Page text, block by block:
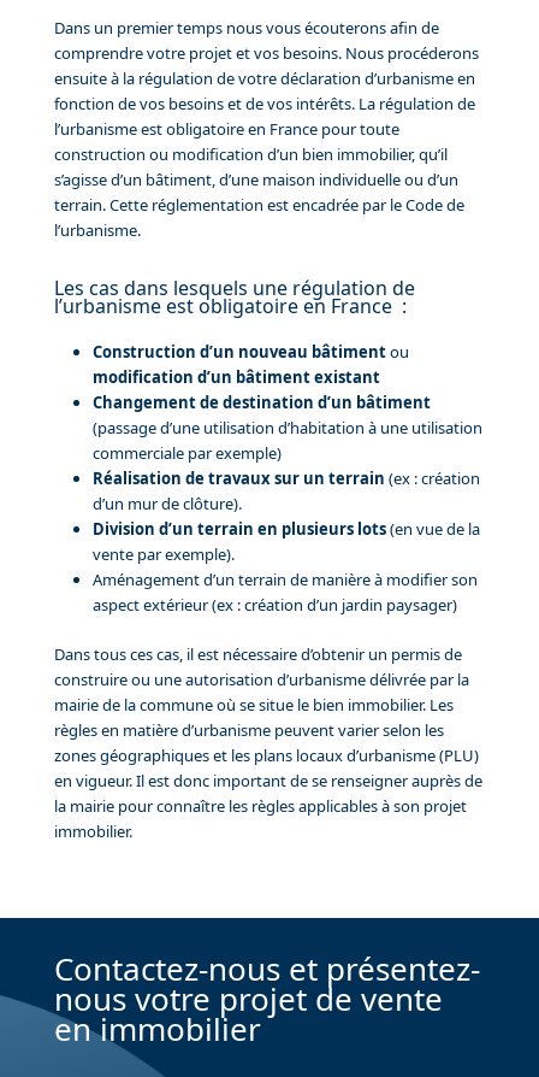
Dans un premier temps nous vous écouterons afin de
comprendre votre projet et vos besoins. Nous procéderons
ensuite à la régulation de votre déclaration d’urbanisme en
fonction de vos besoins et de vos intérêts. La régulation de
l’urbanisme est obligatoire en France pour toute
construction ou modification d’un bien immobilier, qu’il
s’agisse d’un bâtiment, d’une maison individuelle ou d’un
terrain. Cette réglementation est encadrée par le Code de
l’urbanisme.
Les cas dans lesquels une régulation de
l’urbanisme est obligatoire en France :
Construction d’un nouveau bâtimentou
modification d’un bâtiment existant
Changement de destination d’un bâtiment
(passage d’une utilisation d’habitation à une utilisation
commerciale par exemple)
Réalisation de travaux sur un terrain (ex : création
d’un mur de clôture).
Division d’un terrain en plusieurs lots(en vue de la
vente par exemple).
Aménagement d’un terrain de manière à modifier son
aspect extérieur (ex : création d’un jardin paysager)
Dans tous ces cas, il est nécessaire d’obtenir un permis de
construire ou une autorisation d’urbanisme délivrée par la
mairie de la commune où se situe le bien immobilier. Les
règles en matière d’urbanisme peuvent varier selon les
zones géographiques et les plans locaux d’urbanisme (PLU)
en vigueur. Il est donc important de se renseigner auprès de
la mairie pour connaître les règles applicables à son projet
immobilier.
Contactez-nous et présentez-
nous votre projet de vente
en immobilier